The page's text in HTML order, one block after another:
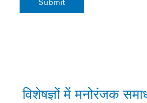
विशेषज्ञों में मनोरंजक